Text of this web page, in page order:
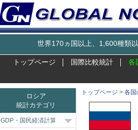
世界170ヵ国以上、1,600種類
トップページ 国際比較統計 各
トップページ > 各国
ロシア
統計カテゴリ
GDP・国民経済計算